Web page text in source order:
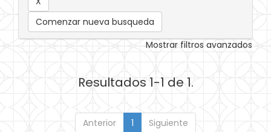
Comenzar nueva busqueda
Mostrar filtros avanzados
Resultados 1-1 de 1.
Anterior 1 Siguiente